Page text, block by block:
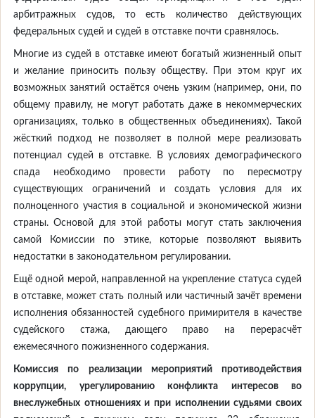
арбитражных судов, то есть количество действующих
федеральных судей и судей в отставке почти сравнялось.
Многие из судей в отставке имеют богатый жизненный опыт
и желание приносить пользу обществу. При этом круг их
возможных занятий остаётся очень узким (например, они, по
общему правилу, не могут работать даже в некоммерческих
организациях, только в общественных объединениях). Такой
жёсткий подход не позволяет в полной мере реализовать
потенциал судей в отставке. В условиях демографического
спада необходимо провести работу по пересмотру
существующих ограничений и создать условия для их
полноценного участия в социальной и экономической жизни
страны. Основой для этой работы могут стать заключения
самой Комиссии по этике, которые позволяют выявить
недостатки в законодательном регулировании.
Ещё одной мерой, направленной на укрепление статуса судей
в отставке, может стать полный или частичный зачёт времени
исполнения обязанностей судебного примирителя в качестве
судейского стажа, дающего право на перерасчёт
ежемесячного пожизненного содержания.
Комиссия по реализации мероприятий противодействия
коррупции, урегулированию конфликта интересов во
внеслужебных отношениях и при исполнении судьями своих